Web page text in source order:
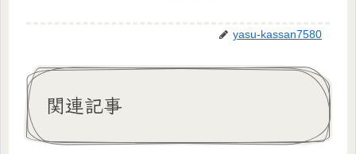
yasu-kassan7580
関連記事